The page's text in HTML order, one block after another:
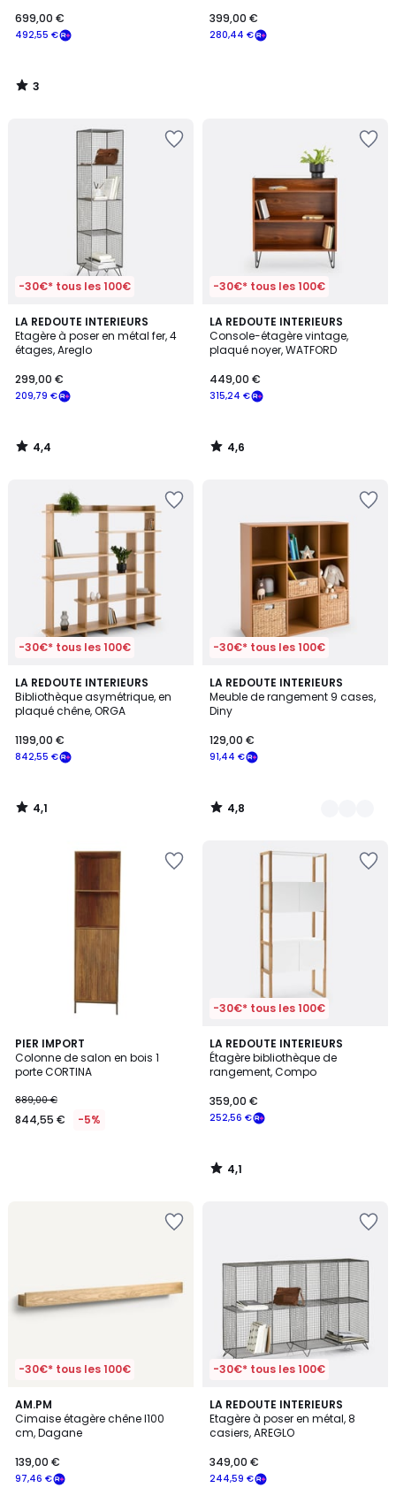
492,55 €
699,00 €
3
/
280,44 €
399,00 €
-30€* tous les 100€
LA REDOUTE INTERIEURS
Etagère à poser en métal fer, 4
étages, Areglo
209,79 €
299,00 €
4,4
/ 5
4,4
/
-30€* tous les 100€
LA REDOUTE INTERIEURS
Console-étagère vintage,
plaqué noyer, WATFORD
315,24 €
449,00 €
4,6
/ 5
4,6
/
-30€* tous les 100€
LA REDOUTE INTERIEURS
Bibliothèque asymétrique, en
plaqué chêne, ORGA
842,55 €
1199,00 €
4,1
/ 5
4,1
/
-30€* tous les 100€
LA REDOUTE INTERIEURS
Meuble de rangement 9 cases,
Diny
91,44 €
129,00 €
4,8
/ 5
3
Couleurs
4,8
/
PIER IMPORT
Colonne de salon en bois 1
porte CORTINA
889,00 €
844,55 € -5%
-30€* tous les 100€
LA REDOUTE INTERIEURS
Étagère bibliothèque de
rangement, Compo
252,56 €
359,00 €
4,1
/ 5
4,1
/
-30€* tous les 100€
AM.PM
Cimaise étagère chêne l100
cm, Dagane
97,46 €
139,00 €
4,6
/ 5
-30€* tous les 100€
LA REDOUTE INTERIEURS
Etagère à poser en métal, 8
casiers, AREGLO
244,59 €
349,00 €
4,1
/ 5